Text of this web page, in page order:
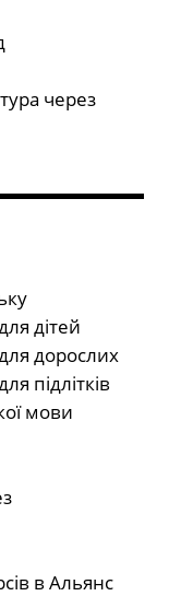
через
дітей
дорослих
підлітків
мови
в Альянс